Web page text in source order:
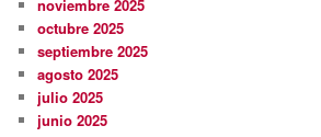
noviembre 2025
octubre 2025
septiembre 2025
agosto 2025
julio 2025
junio 2025